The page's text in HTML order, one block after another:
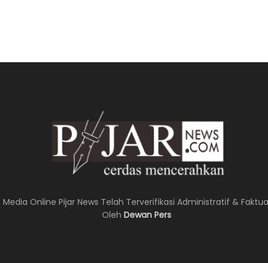
Media Online Pijar News Telah Terverifikasi Administratif &
Oleh Dewan Pers